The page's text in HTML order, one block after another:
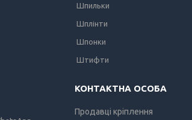
Шпильки
Шплінти
Шпонки
Штифти
Продавці кріплення